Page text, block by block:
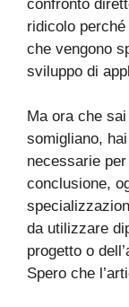
confronto
ridicolo
che vengono
sviluppo di
Ma ora che
somigliano,
necessarie
conclusione,
da utilizzare
progetto o
Spero che